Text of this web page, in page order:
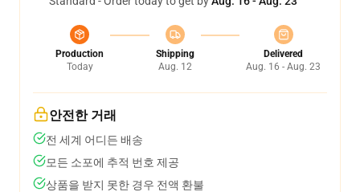
Production
Today
Shipping
Aug. 12
Delivered
Aug. 16 - Aug. 23
안전한 거래
전 세계 어디든 배송
모든 소포에 추적 번호 제공
상품을 받지 못한 경우 전액 환불